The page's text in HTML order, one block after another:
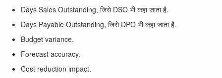
Days Sales Outstanding, जिसे DSO भी कहा जाता है.
Days Payable Outstanding, जिसे DPO भी कहा जाता है.
Budget variance.
Forecast accuracy.
Cost reduction impact.